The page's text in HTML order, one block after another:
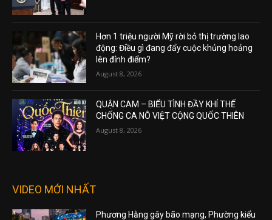
Hơn 1 triệu người Mỹ rời bỏ thị trường lao
động: Điều gì đang đẩy cuộc khủng hoảng
lên đỉnh điểm?
August 8, 2026
QUẬN CAM – BIỂU TÌNH ĐẦY KHÍ THẾ
CHỐNG CA NÔ VIỆT CỘNG QUỐC THIÊN
August 8, 2026
VIDEO MỚI NHẤT
Phương Hằng gây bão mạng, Phường kiểu